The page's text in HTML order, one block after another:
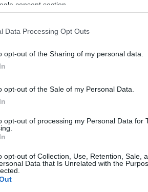
consent section.
Data Processing Opt Outs
opt-out of the Sharing of my personal data.
opt-out of the Sale of my Personal Data.
opt-out of processing my Personal Data for
opt-out of Collection, Use, Retention, Sale,
Data that Is Unrelated with the
nella sezioneLogin